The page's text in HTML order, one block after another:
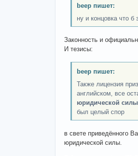
beep пишет:
ну и концовка что б
Законность и
И тезисы:
beep пишет:
Также лицензия
английском, все
юридической силы
был целый спор
в свете приведённого
юридической силы.